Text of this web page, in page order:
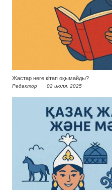
Жастар неге кітап оқымайды?
Редактор 02 июля, 2025